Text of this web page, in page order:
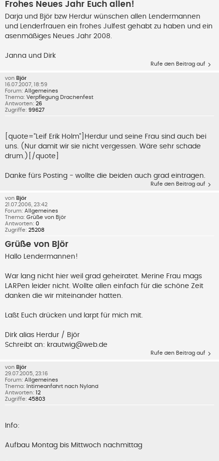
Frohes Neues Jahr Euch allen!
Darja und Björ bzw Herdur wünschen allen Lendermannen
und Lenderfrauen ein frohes Julfest gehabt zu haben und ein
asenmäßiges Neues Jahr 2008.
Janna und Dirk
Rufe den Beitrag auf
von Björ
16.07.2007, 18:59
Forum: Allgemeines
Thema: Verpflegung Drachenfest
Antworten: 26
Zugriffe: 99627
[quote="Leif Erik Holm"]Herdur und seine Frau sind auch bei
uns. (Nur damit wir sie nicht vergessen. Wäre sehr schade
drum.)[/quote]
Danke fürs Posting - wollte die beiden auch grad eintragen.
Rufe den Beitrag auf
von Björ
21.07.2006, 23:42
Forum: Allgemeines
Thema: Grüße von Björ
Antworten: 0
Zugriffe: 25208
Grüße von Björ
Hallo Lendermannen!
War lang nicht hier weil grad geheiratet. Merine Frau mags
LARPen leider nicht. Wollte allen einfach für die schöne Zeit
danken die wir miteinander hatten.
Laßt Euch drücken und larpt für mich mit.
Dirk alias Herdur / Björ
Schreibt an: krautwig@web.de
Rufe den Beitrag auf
von Björ
29.07.2005, 23:16
Forum: Allgemeines
Thema:
Intimeanfahrt nach Nyland
Antworten: 12
Zugriffe: 45803
Info:
Aufbau Montag bis Mittwoch nachmittag